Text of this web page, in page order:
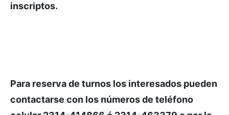
inscriptos.
Para reserva de turnos los interesados pueden
contactarse con los números de teléfono